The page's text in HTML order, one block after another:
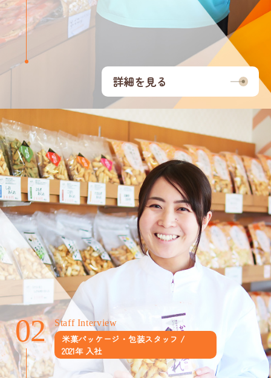
詳細を見る
02
02 Staff Interview
米菓パッケージ・包装スタッフ /
2021年 入社